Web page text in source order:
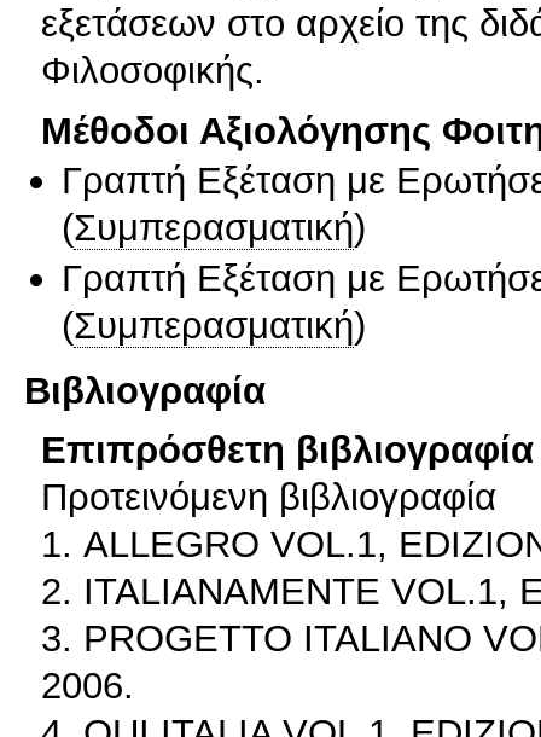
εξετάσεων στο αρχείο της
Φιλοσοφικής.
Μέθοδοι Αξιολόγησης
Γραπτή Εξέταση με
(Συμπερασματική)
Γραπτή Εξέταση με
(Συμπερασματική)
Βιβλιογραφία
Επιπρόσθετη βιβλιογραφία
Προτεινόμενη βιβλιογραφία
1. ALLEGRO VOL.1,
2. ITALIANAMENTE VOL.1,
3. PROGETTO ITALIANO
2006.